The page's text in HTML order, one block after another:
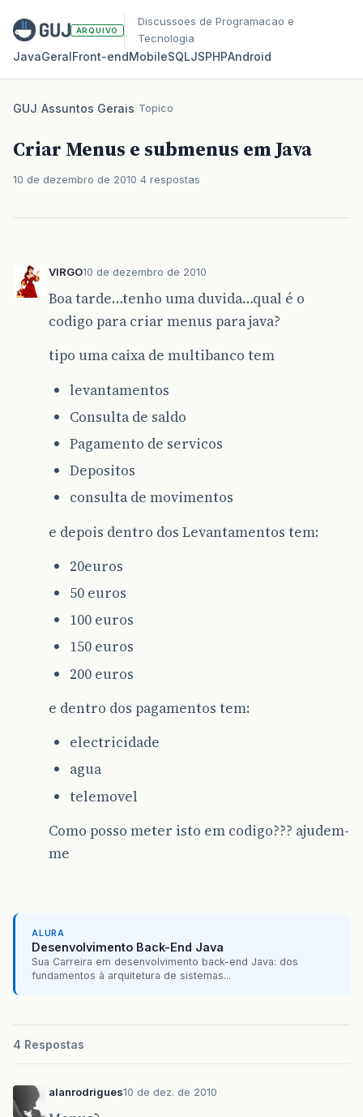
ARQUIVO
Discussoes de Programacao e
Tecnologia
JavaGeralFront‑endMobileSQLJSPHPAndroid
GUJ/Assuntos Gerais/Topico
Criar Menus e submenus em Java
10 de dezembro de 2010 4 respostas
VIRGO10 de dezembro de 2010
Boa tarde…tenho uma duvida…qual é o
codigo para criar menus para java?
tipo uma caixa de multibanco tem
levantamentos
Consulta de saldo
Pagamento de servicos
Depositos
consulta de movimentos
e depois dentro dos Levantamentos tem:
20euros
50 euros
100 euros
150 euros
200 euros
e dentro dos pagamentos tem:
electricidade
agua
telemovel
Como posso meter isto em codigo??? ajudem-
me
ALURA
Desenvolvimento Back-End Java
Sua Carreira em desenvolvimento back-end Java: dos
fundamentos à arquitetura de sistemas...
4 Respostas
alanrodrigues10 de dez. de 2010